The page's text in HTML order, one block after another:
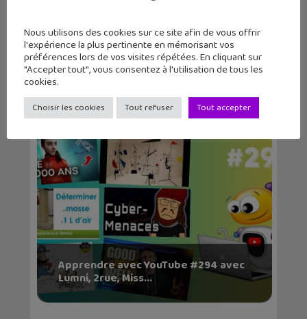
Apprendre avec YouTube #294 avec
Lumni, 2rue, Miss...
Nous utilisons des cookies sur ce site afin de vous offrir
l'expérience la plus pertinente en mémorisant vos
préférences lors de vos visites répétées. En cliquant sur
"Accepter tout", vous consentez à l'utilisation de tous les
cookies.
Choisir les cookies Tout refuser Tout accepter